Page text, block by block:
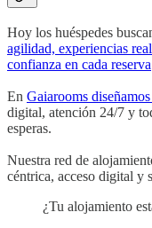
Hoy los huéspedes
agilidad, experiencias
confianza en cada reserva
En Gaiarooms
digital, atención 24/7 y
esperas.
Nuestra red de
céntrica, acceso digital y
¿Tu alojamiento